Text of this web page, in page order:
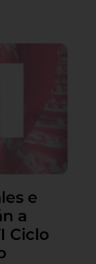
e
a
Ciclo